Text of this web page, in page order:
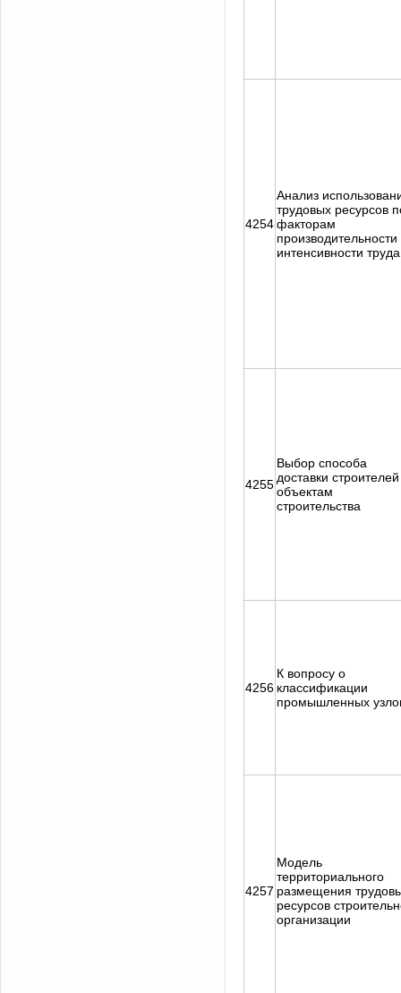
4254
Анализ
трудовых ресурсов
факторам
производительности
интенсивности труда
4255
Выбор способа
доставки строителей
объектам
строительства
4256
К вопросу о
классификации
промышленных
4257
Модель
территориального
размещения
ресурсов
организации